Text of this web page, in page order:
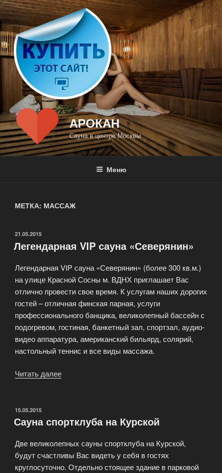
Перейти
к
содержимому
АРОКАН
Сауна в центре Москвы
Меню
МЕТКА: МАССАЖ
ОПУБЛИКОВАНО
21.05.2015
Легендарная VIP сауна «Северянин»
Легендарная VIP сауна «Северянин» (более 300 кв.м.)
на улице Красной Сосны м. ВДНХ приглашает Вас
отлично провести свое время. К услугам наших дорогих
гостей – отличная финская парная, услуги
профессионального банщика, великолепный бассейн с
подогревом, гостиная, банкетный зал, спортзал, аудио-
видео аппаратура, американский бильярд, солярий,
настольный теннис и все виды массажа.
Читать далее
ОПУБЛИКОВАНО
15.05.2015
Сауна спортклуба на Курской
Две великолепных сауны спортклуба на Курской,
будут счастливы Вас видеть у себя в гостях
круглосуточно. Отдельно стоящее здание в парковой